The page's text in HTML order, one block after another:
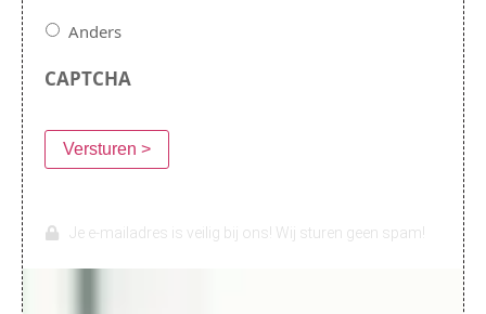
Anders
CAPTCHA
Versturen >
Je e-mailadres is veilig bij ons! Wij sturen geen spam!